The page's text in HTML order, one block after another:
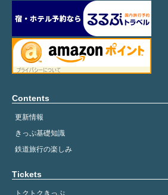
Contents
更新情報
きっぷ基礎知識
鉄道旅行の楽しみ
Tickets
トクトクきっぷ